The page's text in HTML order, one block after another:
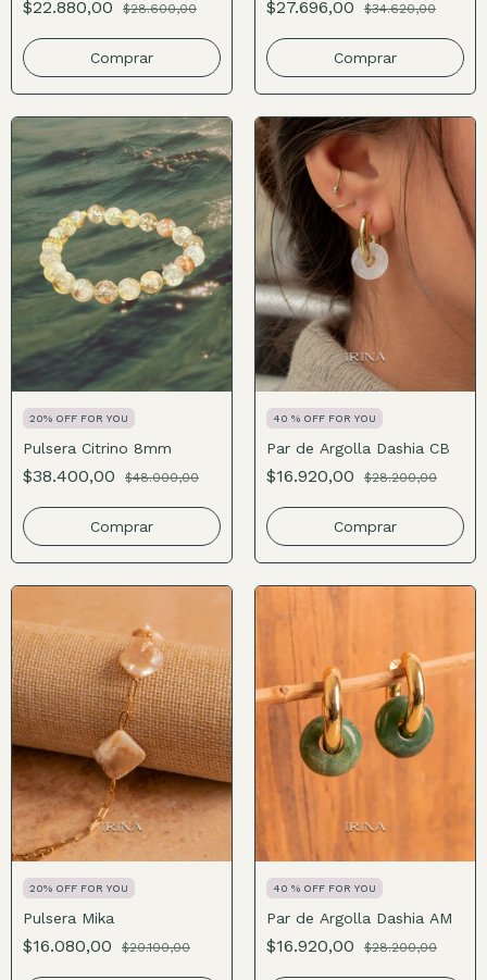
$22.880,00 $28.600,00
Comprar
$27.696,00 $34.620,00
Comprar
20% OFF FOR YOU
Pulsera Citrino 8mm
$38.400,00 $48.000,00
Comprar
40 % OFF FOR YOU
Par de Argolla Dashia CB
$16.920,00 $28.200,00
Comprar
20% OFF FOR YOU
Pulsera Mika
$16.080,00 $20.100,00
40 % OFF FOR YOU
Par de Argolla Dashia AM
$16.920,00 $28.200,00